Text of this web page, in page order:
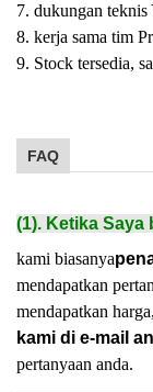
7. dukungan
8. kerja sama tim
9. Stock tersedia,
FAQ
(1). Ketika Saya
kami biasanya
mendapatkan
mendapatkan harga,
kami di e-mail
pertanyaan anda.